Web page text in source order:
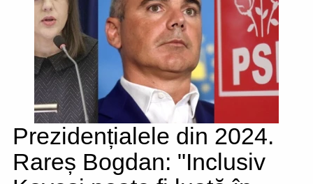
Prezidențialele din 2024.
Rareș Bogdan: "Inclusiv